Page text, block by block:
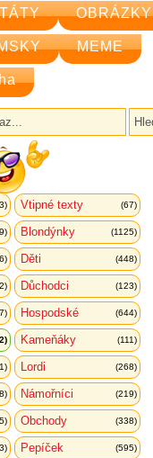
OBRÁZKY
MEME
Vtipné texty (67)
Blondýnky (1125)
Děti (448)
Důchodci (123)
Hospodské (644)
Kameňáky (111)
Lordi (268)
Námořníci (219)
Obchody (338)
Pepíček (595)